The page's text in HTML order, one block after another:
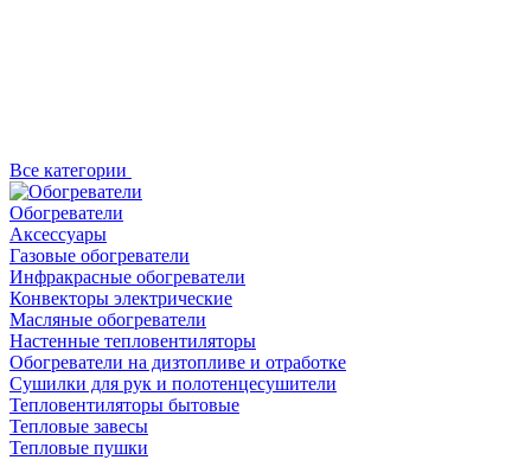
Все категории
Обогреватели
Аксессуары
Газовые обогреватели
Инфракрасные обогреватели
Конвекторы электрические
Масляные обогреватели
Настенные тепловентиляторы
Обогреватели на дизтопливе и отработке
Сушилки для рук и полотенцесушители
Тепловентиляторы бытовые
Тепловые завесы
Тепловые пушки